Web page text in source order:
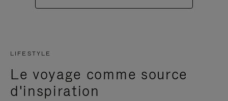
LIFESTYLE
Le voyage comme source
d'inspiration